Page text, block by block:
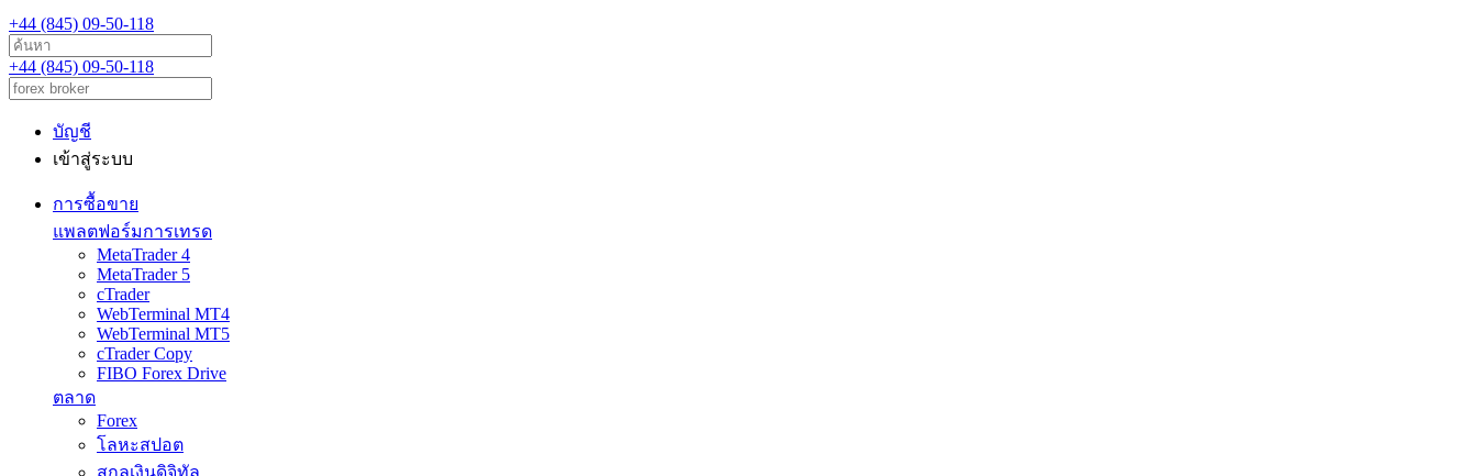
+44 (845) 09-50-118
+44 (845) 09-50-118
บัญชี
เข้าสู่ระบบ
การซื้อขาย
แพลตฟอร์มการเทรด
MetaTrader 4
MetaTrader 5
cTrader
WebTerminal MT4
WebTerminal MT5
cTrader Copy
FIBO Forex Drive
ตลาด
Forex
โลหะสปอต